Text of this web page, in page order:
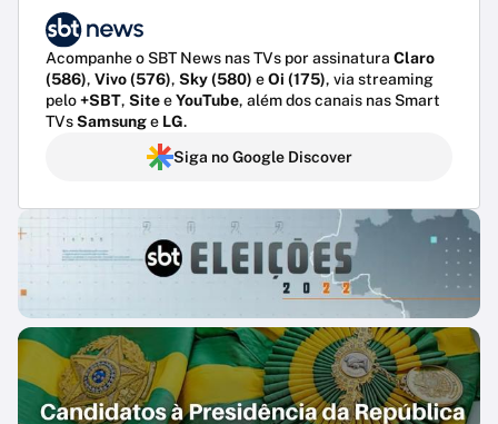
Acompanhe o SBT News nas TVs por assinatura Claro
(586), Vivo (576), Sky (580) eOi (175), via streaming
pelo+SBT, SiteeYouTube, além dos canais nas Smart
TVsSamsunge LG.
Siga no Google Discover